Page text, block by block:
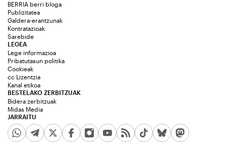
BERRIA berri bloga
Publizitatea
Galdera-erantzunak
Kontratazioak
Sarebide
JARRAITU
LEGEA
Lege informazioa
Pribatutasun politika
Cookieak
cc Lizentzia
Kanal etikoa
BESTELAKO ZERBITZUAK
Bidera zerbitzuak
Midas Media